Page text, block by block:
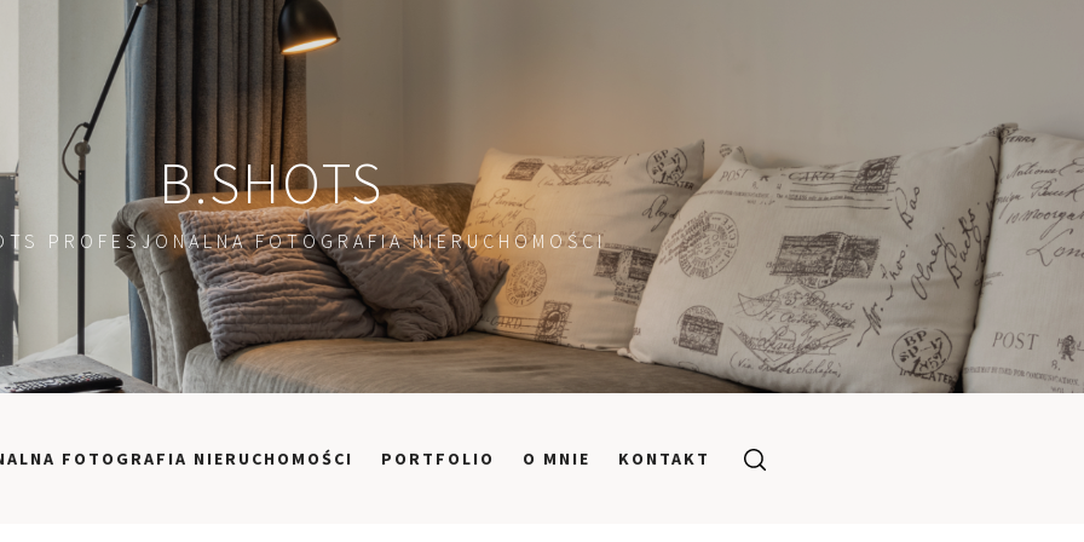
B.SHOTS
PROFESJONALNA FOTOGRAFIA NIERUCHOMOŚCI
FOTOGRAFIA NIERUCHOMOŚCI PORTFOLIO O MNIE KONTAKT